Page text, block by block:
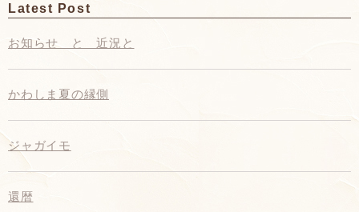
Latest Post
お知らせ と 近況と
かわしま夏の縁側
ジャガイモ
還暦